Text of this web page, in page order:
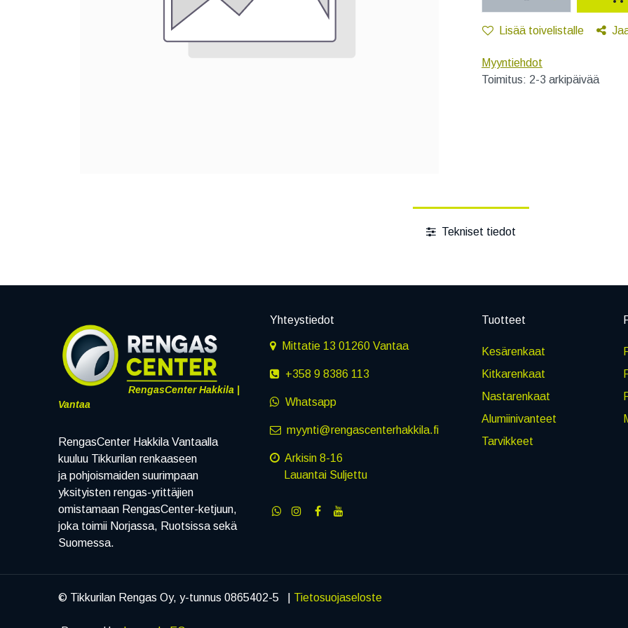
Lisää toivelistalle
Myyntiehdot
Toimitus: 2-3 arkipäivää
Tekniset tiedot
RengasCenter Hakkila |
Vantaa
RengasCenter Hakkila Vantaalla
kuuluu Tikkurilan renkaaseen
ja pohjoismaiden suurimpaan
yksityisten rengas-yrittäjien
omistamaan RengasCenter-ketjuun,
joka toimii Norjassa, Ruotsissa sekä
Suomessa.
Yhteystiedot
Mittatie 13 01260 Vantaa
+358 9 8386 113
Whatsapp
myynti@rengascenterhakkila.fi
Arkisin 8-16
Lauantai Suljettu
Tuotteet
Kesärenkaat
Kitkarenkaat
Nastarenkaat
Alumiinivanteet
Tarvikkeet
© Tikkurilan Rengas Oy, y-tunnus 0865402-5 | Tietosuojaseloste